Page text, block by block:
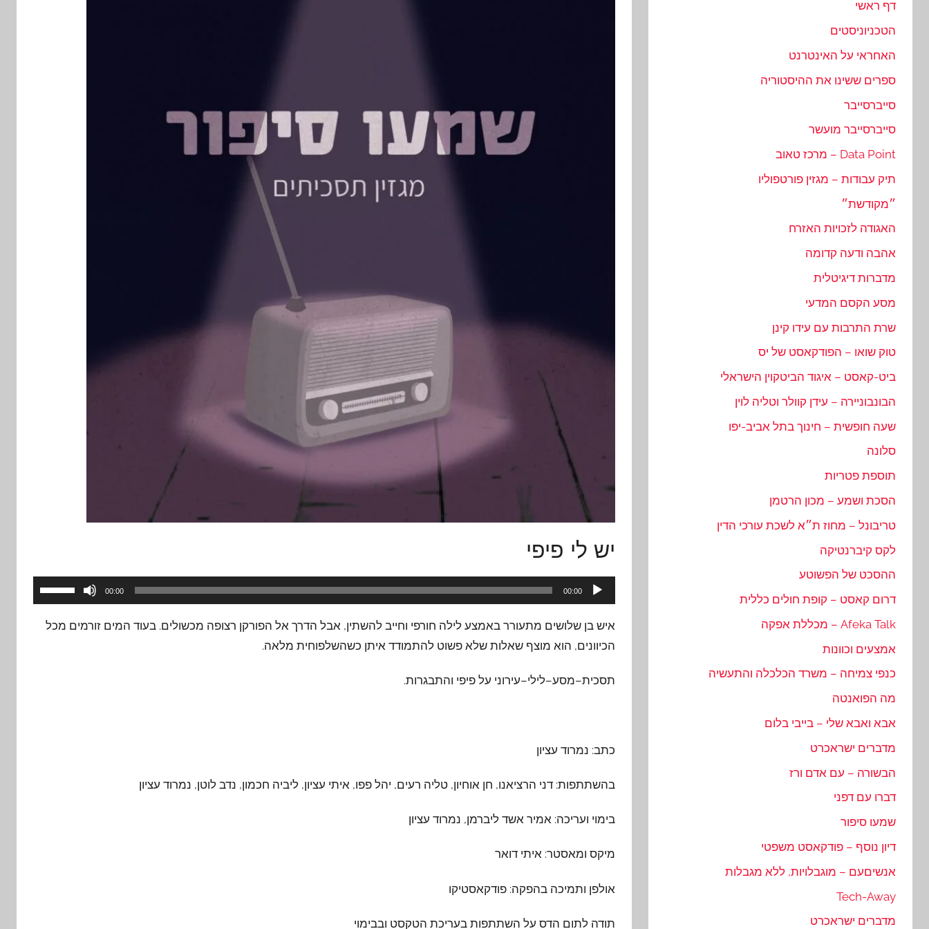
יש לי פיפי
אודיו
00:00
00:00
השתמש
במקש
איש בן שלושים מתעורר באמצע לילה חורפי וחייב להשתין, אבל הדרך אל הפורקן רצופה מכשולים. בעוד המים זורמים מכל
הכיוונים, הוא מוצף שאלות שלא פשוט להתמודד איתן כשהשלפוחית מלאה.
תסכית–מסע–לילי–עירוני על פיפי והתבגרות.
כתב: נמרוד עציון
בהשתתפות: דני הרציאנו, חן אוחיון, טליה רעים, יהל פפו, איתי עציון, ליביה חכמון, נדב לוטן, נמרוד עציון
בימוי ועריכה: אמיר אשד ליברמן, נמרוד עציון
מיקס ומאסטר: איתי דואר
אולפן ותמיכה בהפקה: פודקאסטיקו
תודה לתום הדס על השתתפות בעריכת הטקסט ובבימוי
דף ראשי
הטכניוניסטים
האחראי על האינטרנט
ספרים ששינו את ההיסטוריה
סייברסייבר
סייברסייבר מועשר
Data Point – מרכז טאוב
תיק עבודות – מגזין פורטפוליו
״מקודשת״
האגודה לזכויות האזרח
אהבה ודעה קדומה
מדברות דיגיטלית
מסע הקסם המדעי
שרת התרבות עם עידו קינן
טוק שואו – הפודקאסט של יס
ביט-קאסט – איגוד הביטקוין הישראלי
הבונבוניירה – עידן קוולר וטליה לוין
שעה חופשית – חינוך בתל אביב-יפו
סלונה
תוספת פטריות
הסכת ושמע – מכון הרטמן
טריבונל – מחוז ת״א לשכת עורכי הדין
לקס קיברנטיקה
ההסכט של הפשוטע
דרום קאסט – קופת חולים כללית
Afeka Talk – מכללת אפקה
אמצעים וכוונות
כנפי צמיחה – משרד הכלכלה והתעשיה
מה הפואנטה
אבא ואבא שלי – בייבי בלום
מדברים ישראכרט
הבשורה – עם אדם ורז
דברו עם דפני
שמעו סיפור
דיון נוסף – פודקאסט משפטי
אנשיםעם – מוגבלויות, ללא מגבלות
Tech-Away
מדברים ישראכרט